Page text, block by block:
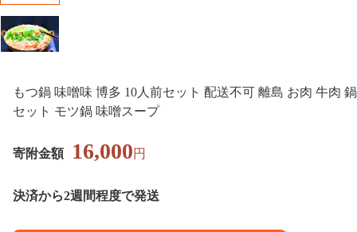
もつ鍋 味噌味 博多 10人前セット 配送不可 離島 お肉 牛肉 鍋
セット モツ鍋 味噌スープ
寄附金額 16,000円
決済から2週間程度で発送